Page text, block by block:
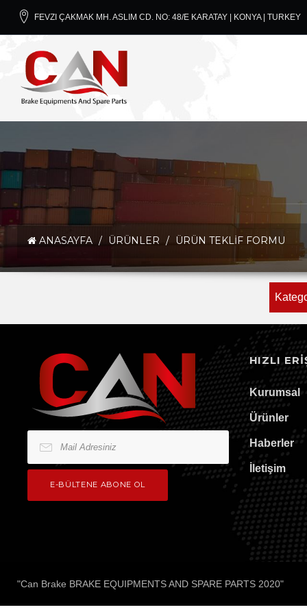
FEVZI ÇAKMAK MH. ASLIM CD. NO: 48/E KARATAY | KONYA | TURKEY
ANASAYFA / ÜRÜNLER / ÜRÜN TEKLIF FORMU
E-BÜLTENE ABONE OL
HIZLI
Kurumsal
Ürünler
Haberler
İletişim
"Can Brake BRAKE EQUIPMENTS AND SPARE PARTS 2020"